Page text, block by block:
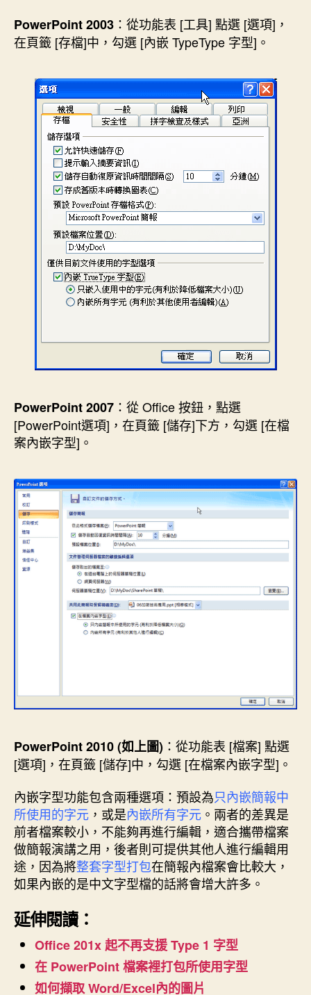
PowerPoint 2003 ：從功能表 [工具] 點選 [選項]，
在頁籤 [存檔]中，勾選 [內嵌 TypeType 字型]。
PowerPoint 2007 ：從 Office 按鈕，點選
[PowerPoint選項]，在頁籤 [儲存]下方，勾選 [在檔
案內嵌字型]。
PowerPoint 2010 (如上圖) ：從功能表 [檔案] 點選
[選項]，在頁籤 [儲存]中，勾選 [在檔案內嵌字型]。
內嵌字型功能包含兩種選項：預設為只內嵌簡報中
所使用的字元 ，或是內嵌所有字元 。兩者的差異是
前者檔案較小，不能夠再進行編輯，適合攜帶檔案
做簡報演講之用，後者則可提供其他人進行編輯用
途，因為將整套字型打包在簡報內檔案會比較大，
如果內嵌的是中文字型檔的話將會增大許多。
延伸閱讀：
Office 201x 起不再支援 Type 1 字型
在 PowerPoint 檔案裡打包所使用字型
如何擷取 Word/Excel內的圖片